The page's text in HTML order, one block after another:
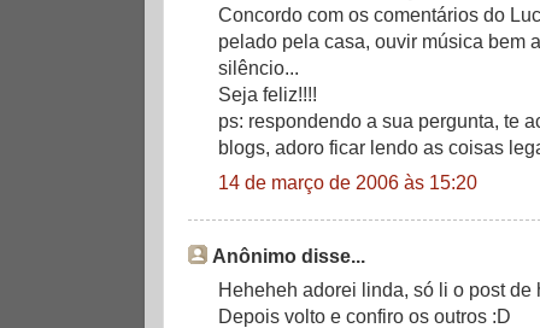
Concordo com os comentários do
pelado pela casa, ouvir música bem
silêncio...
Seja feliz!!!!
ps: respondendo a sua pergunta, te
blogs, adoro ficar lendo as coisas
14 de março de 2006 às 15:20
Anônimo disse...
Heheheh adorei linda, só li o post de
Depois volto e confiro os outros :D